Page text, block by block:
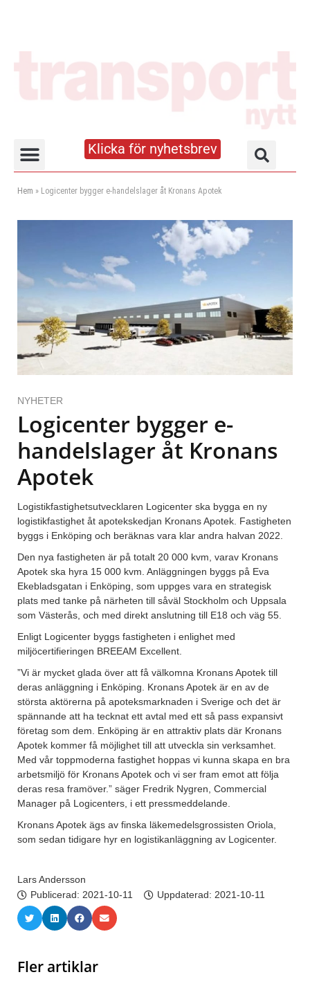
Klicka för nyhetsbrev
Hem » Logicenter bygger e-handelslager åt Kronans Apotek
NYHETER
Logicenter bygger e-
handelslager åt Kronans
Apotek
Logistikfastighetsutvecklaren Logicenter ska bygga en ny
logistikfastighet åt apotekskedjan Kronans Apotek. Fastigheten
byggs i Enköping och beräknas vara klar andra halvan 2022.
Den nya fastigheten är på totalt 20 000 kvm, varav Kronans
Apotek ska hyra 15 000 kvm. Anläggningen byggs på Eva
Ekebladsgatan i Enköping, som uppges vara en strategisk
plats med tanke på närheten till såväl Stockholm och Uppsala
som Västerås, och med direkt anslutning till E18 och väg 55.
Enligt Logicenter byggs fastigheten i enlighet med
miljöcertifieringen BREEAM Excellent.
”Vi är mycket glada över att få välkomna Kronans Apotek till
deras anläggning i Enköping. Kronans Apotek är en av de
största aktörerna på apoteksmarknaden i Sverige och det är
spännande att ha tecknat ett avtal med ett så pass expansivt
företag som dem. Enköping är en attraktiv plats där Kronans
Apotek kommer få möjlighet till att utveckla sin verksamhet.
Med vår toppmoderna fastighet hoppas vi kunna skapa en bra
arbetsmiljö för Kronans Apotek och vi ser fram emot att följa
deras resa framöver.” säger Fredrik Nygren, Commercial
Manager på Logicenters, i ett pressmeddelande.
Kronans Apotek ägs av finska läkemedelsgrossisten Oriola,
som sedan tidigare hyr en logistikanläggning av Logicenter.
Lars Andersson
Publicerad: 2021-10-11 Uppdaterad: 2021-10-11
Fler artiklar